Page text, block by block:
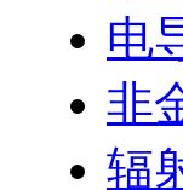
电
非
辐